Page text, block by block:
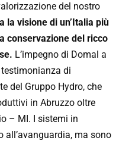
del nostro
la visione di un’Italia più
conservazione del ricco
L’impegno di Domal a
di
del Gruppo Hydro, che
in Abruzzo oltre
– MI. I sistemi in
all’avanguardia, ma sono